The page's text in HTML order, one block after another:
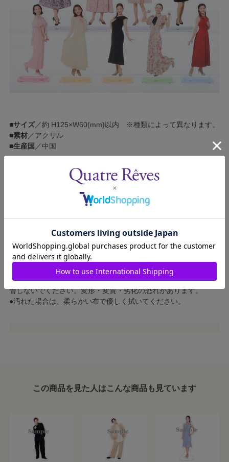
■サイズ／約 H125×W60(mm)以内 ※種類によって異なります。
■素材／アクリル
■生産国 ／中国
●本来の用途以外に使用しないでください。
●ぶつけたり、振り回すなど乱暴に使用しないでください。
●製品のデザインによっては、縁や角が尖っている部分、または
●無理な力が加わると変形・破損する恐れがあります。変形・破
損した場合は安全のため使用しないでください。
●誤飲の恐れがありますので、お子様の手の届かない場所でのご
使用・保管をお願いします。
●火気・熱源の近くや長時間直射日光の当たる場所では使用・保
管しないでください。変形・変質・劣化の恐れがあります。
●汚れた場合は、柔らかい布で優しく拭いてください。
この商品を見た人はこんな商品も見ています